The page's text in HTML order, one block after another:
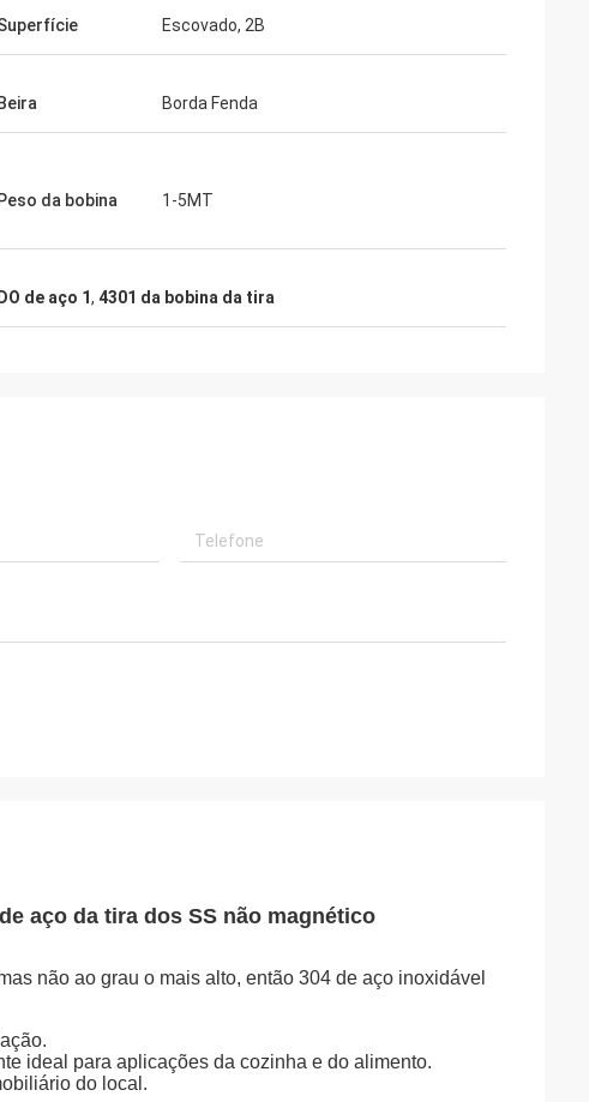
Escovado, 2B
Beira Borda Fenda
Peso da bobina 1-5MT
de aço 1, 4301 da bobina da tira
aço da tira dos SS não magnético
não ao grau o mais alto, então 304 de aço inoxidável
ideal para aplicações da cozinha e do alimento.
do local.